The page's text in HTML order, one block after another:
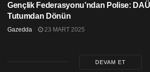
Gençlik Federasyonu’ndan Polise:
Tutumdan Dönün
Gazedda 23 MART 2025
DEVAM ET